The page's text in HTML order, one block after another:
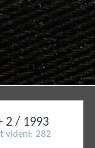
2 / 1993
videní: 282